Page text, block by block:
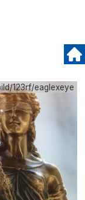
123rf/eaglexeye